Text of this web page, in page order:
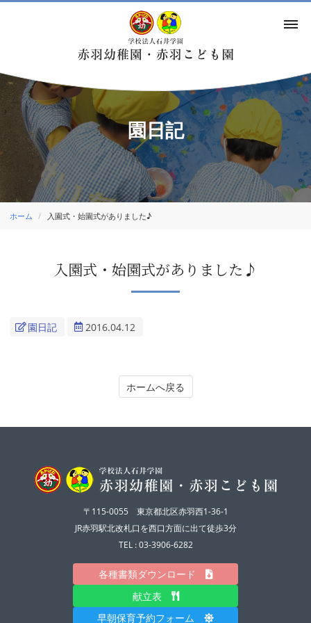
園日記
ホーム 入園式・始園式がありました♪
入園式・始園式がありました♪
園日記 2016.04.12
ホームへ戻る
〒115-0055 東京都北区赤羽西1-36-1
JR赤羽駅北改札口を西口方面に出て徒歩3分
TEL : 03-3906-6282
各種書類ダウンロード
献立表
早朝保育予約フォーム